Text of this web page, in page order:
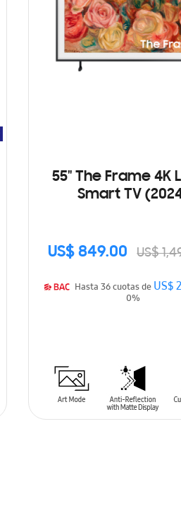
55" The Frame 4K
Smart TV
US$ 849.00 US$
Hasta 36 cuotas deUS$
0%